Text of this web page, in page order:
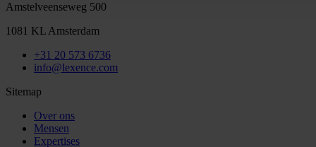
Amstelveenseweg 500
1081 KL Amsterdam
+31 20 573 6736
info@lexence.com
Sitemap
Over ons
Mensen
Expertises